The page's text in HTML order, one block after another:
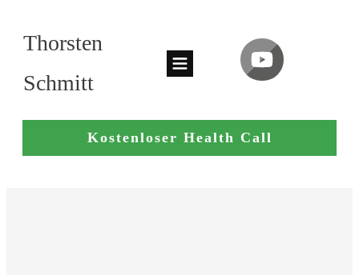
Thorsten
Schmitt
Kostenloser Health Call